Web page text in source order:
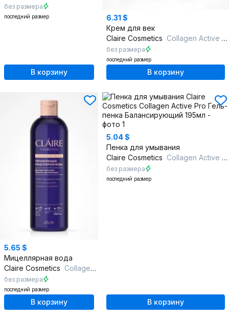
без размера
последний размер
В корзину
6.31 $
Крем для век
Claire Cosmetics Collagen Active Pro Крем для век 15 мл
без размера
последний размер
В корзину
5.65 $
Мицеллярная вода
Claire Cosmetics Collagen Active Pro Мицеллярная вода Увлажняющая 400мл
без размера
последний размер
В корзину
5.04 $
Пенка для умывания
Claire Cosmetics Collagen Active Pro Гель-пенка Балансирующий 195мл
без размера
последний размер
В корзину